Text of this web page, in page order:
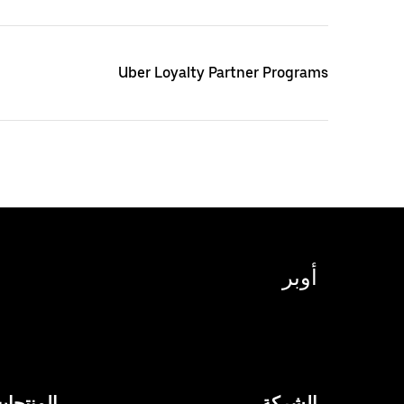
Uber Loyalty Partner Programs
أوبر